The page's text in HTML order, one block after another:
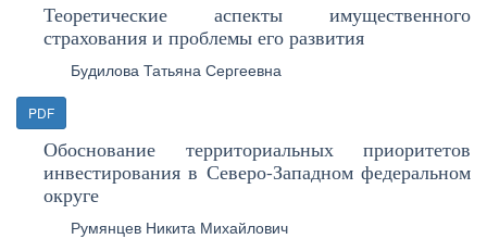
Теоретические аспекты имущественного
страхования и проблемы его развития
Будилова Татьяна Сергеевна
PDF
Обоснование территориальных приоритетов
инвестирования в Северо-Западном федеральном
округе
Румянцев Никита Михайлович